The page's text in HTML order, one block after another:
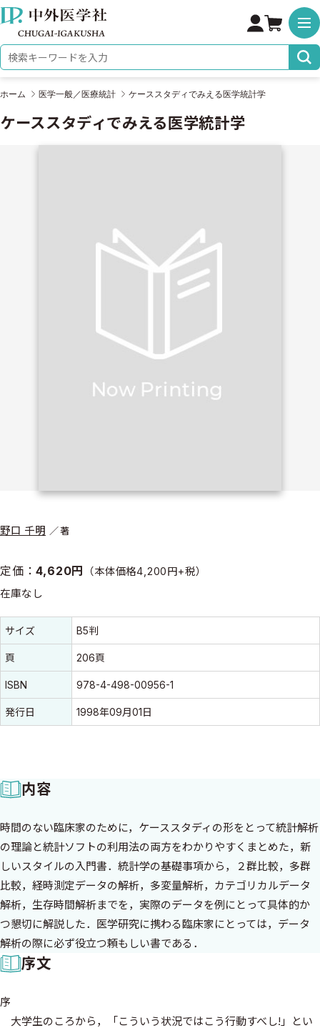
株式会社 中外医学社
検索キーワード
ホーム 医学一般／医療統計 ケーススタディでみえる医学統計学
ケーススタディでみえる医学統計学
野口 千明 著
定価：4,620円 （本体価格4,200円+税）
在庫なし
書誌情報
書誌情報
サイズ B5判
頁 206頁
ISBN 978-4-498-00956-1
発行日 1998年09月01日
内容
時間のない臨床家のために，ケーススタディの形をとって統計解析
の理論と統計ソフトの利用法の両方をわかりやすくまとめた，新
しいスタイルの入門書．統計学の基礎事項から，２群比較，多群
比較，経時測定データの解析，多変量解析，カテゴリカルデータ
解析，生存時間解析までを，実際のデータを例にとって具体的か
つ懇切に解説した．医学研究に携わる臨床家にとっては，データ
解析の際に必ず役立つ頼もしい書である．
序文
序
大学生のころから，「こういう状況ではこう行動すべし!」とい